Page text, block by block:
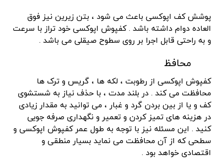
پوشش کف اپوکسی باعث می شود ، بتن زیرین نیز فوق
العاده دوام داشته باشد . کفپوش اپوکسی خود تراز با سرعت
و به راحتی قابل اجرا بر روی سطوح صیقلی می باشد .
محافظ
کفپوش اپوکسی از رطوبت ، لکه ها ، گریس و ترک ها
محافظت می کند . در بلند مدت ، با حذف نیاز به شستشوی
کف و یا از بین بردن گرد و غبار ، می توانید به مقدار زیادی
در هزینه های تمیز کردن و تعمیر و نگهداری صرفه جویی
کنید . این مسئله نیز با توجه به طول عمر کفپوش اپوکسی و
سطحی که از آن محافظت می نماید بسیار منطقی و
اقتصادی خواهد بود .